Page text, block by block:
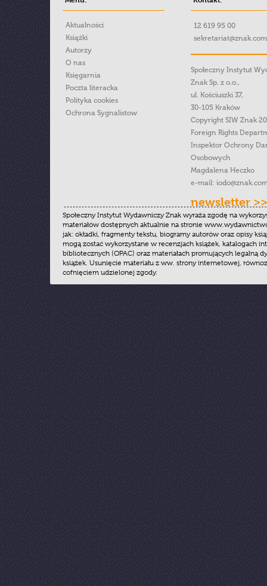
Aktualności
Książki
Autorzy
O nas
Księgarnia
Poczta literacka
Polityka cookies
Ochrona Sygnalistow
12 619 95 00
Społeczny Instytut
Znak Sp. z o.o.,
ul. Kościuszki 37,
30-105 Kraków
Copyright SIW Znak
Foreign Rights
Inspektor Ochrony
Osobowych
Magdalena Heczko
e-mail:
newsletter >>
Społeczny Instytut Wydawniczy Znak wyraża zgodę na
materiałów dostępnych aktualnie na stronie
jak: okładki, fragmenty tekstu, biogramy autorów oraz opisy
mogą zostać wykorzystane w recenzjach książek, katalogach
bibliotecznych (OPAC) oraz materiałach promujących legalną
książek. Usunięcie materiału z ww. strony internetowej,
cofnięciem udzielonej zgody.